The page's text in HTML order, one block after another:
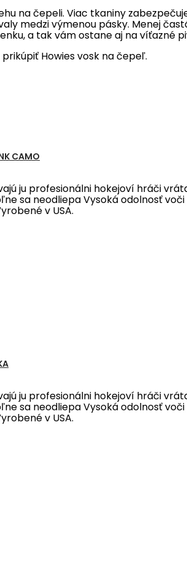
na čepeli. Viac tkaniny
medzi výmenou pásky. Menej
a tak vám ostane aj na víťazné
Howies vosk na čepeľ.
CAMO
ju profesionálni hokejoví hráči
sa neodliepa Vysoká odolnosť
v USA.
ju profesionálni hokejoví hráči
sa neodliepa Vysoká odolnosť
v USA.